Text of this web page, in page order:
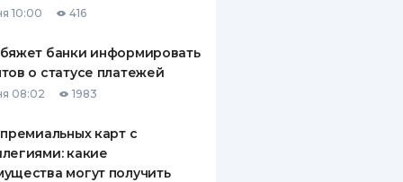
ПОЛИСЫ
О СТРАХОВЫХ
10:00 416
банки информировать
о статусе платежей
08:02 1983
карт с
какие
могут получить